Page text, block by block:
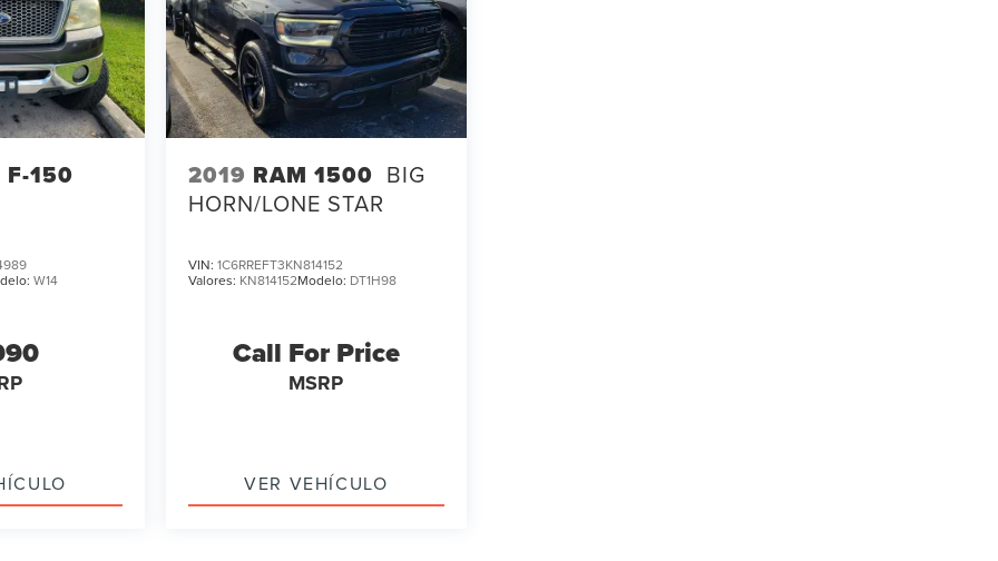
F-150
W14
2019 RAM 1500 BIG
HORN/LONE STAR
VIN:1C6RREFT3KN814152
Valores: KN814152Modelo: DT1H98
Call For Price
MSRP
VER VEHÍCULO